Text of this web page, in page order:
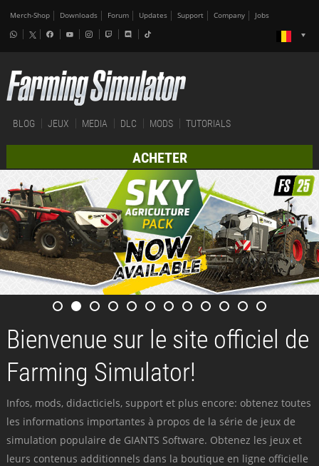
Merch-Shop Downloads Forum Updates Support Company Jobs
BLOG JEUX MEDIA DLC MODS TUTORIALS
ACHETER
Bienvenue sur le site officiel de
Farming Simulator!
Infos, mods, didacticiels, support et plus encore: obtenez toutes
les informations importantes à propos de la série de jeux de
simulation populaire de GIANTS Software. Obtenez les jeux et
leurs contenus additionnels dans la boutique en ligne officielle